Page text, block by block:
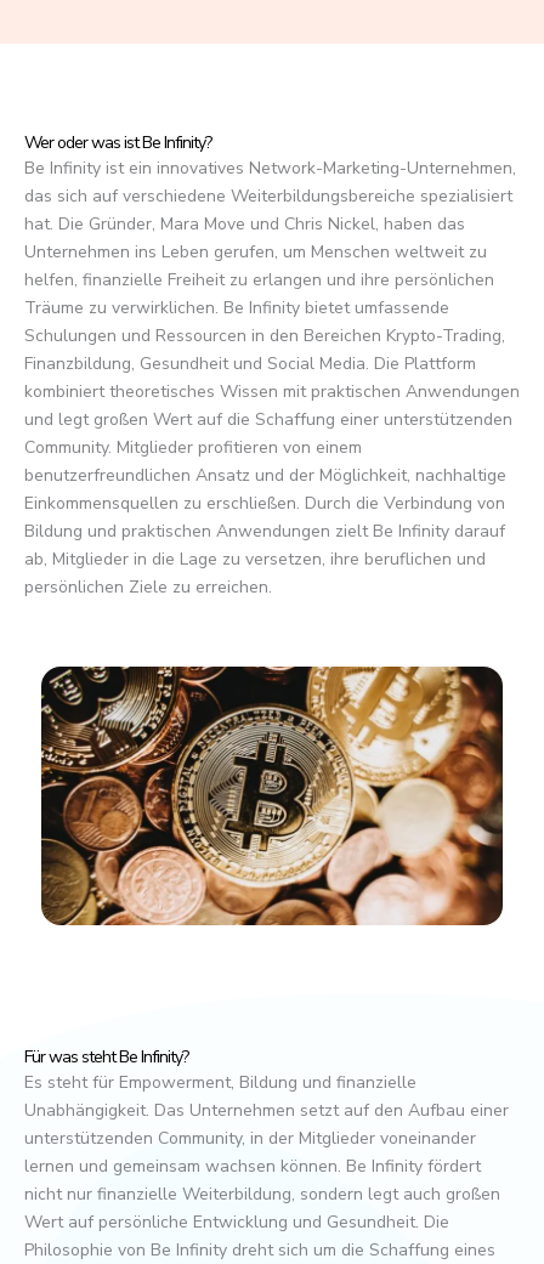
5
Wer oder was ist Be Infinity?
Be Infinity ist ein innovatives Network-Marketing-Unternehmen,
das sich auf verschiedene Weiterbildungsbereiche spezialisiert
hat. Die Gründer, Mara Move und Chris Nickel, haben das
Unternehmen ins Leben gerufen, um Menschen weltweit zu
helfen, finanzielle Freiheit zu erlangen und ihre persönlichen
Träume zu verwirklichen. Be Infinity bietet umfassende
Schulungen und Ressourcen in den Bereichen Krypto-Trading,
Finanzbildung, Gesundheit und Social Media. Die Plattform
kombiniert theoretisches Wissen mit praktischen Anwendungen
und legt großen Wert auf die Schaffung einer unterstützenden
Community. Mitglieder profitieren von einem
benutzerfreundlichen Ansatz und der Möglichkeit, nachhaltige
Einkommensquellen zu erschließen. Durch die Verbindung von
Bildung und praktischen Anwendungen zielt Be Infinity darauf
ab, Mitglieder in die Lage zu versetzen, ihre beruflichen und
persönlichen Ziele zu erreichen.
Für was steht Be Infinity?
Es steht für Empowerment, Bildung und finanzielle
Unabhängigkeit. Das Unternehmen setzt auf den Aufbau einer
unterstützenden Community, in der Mitglieder voneinander
lernen und gemeinsam wachsen können. Be Infinity fördert
nicht nur finanzielle Weiterbildung, sondern legt auch großen
Wert auf persönliche Entwicklung und Gesundheit. Die
Philosophie von Be Infinity dreht sich um die Schaffung eines